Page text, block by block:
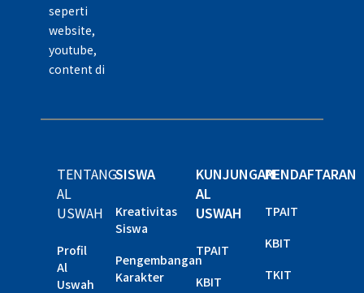
seperti
website,
youtube,
content di
TENTANG
AL
USWAH
Profil
Al
Uswah
SISWA
Kreativitas
Siswa
Pengembangan
Karakter
KUNJUNGAN
AL
USWAH
TPAIT
KBIT
PENDAFTARAN
TPAIT
KBIT
TKIT